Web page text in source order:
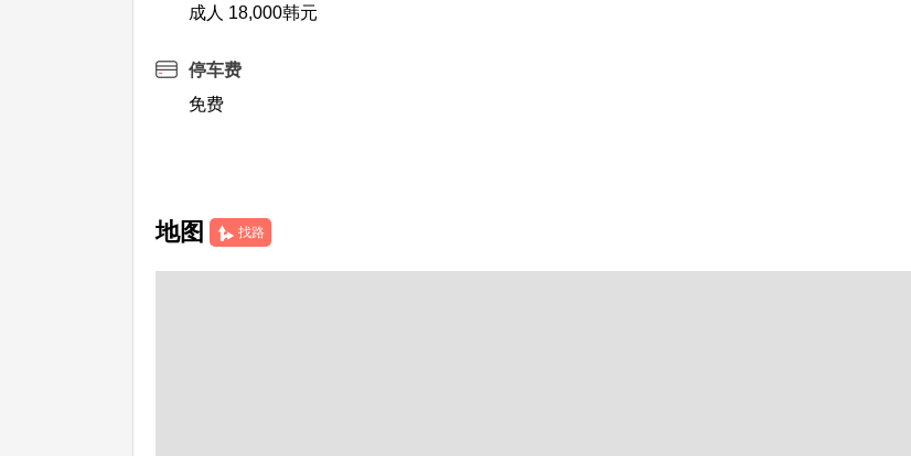
成人 18,000韩元
停车费
免费
地图 找路